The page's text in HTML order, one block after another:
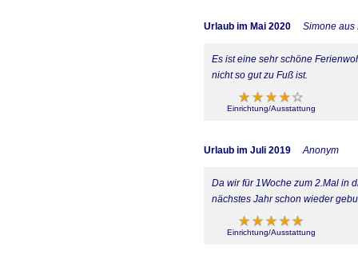
Urlaub im Mai 2020 Simone aus
Es ist eine sehr schöne
nicht so gut zu Fuß ist.
Einrichtung/Ausstattung
Urlaub im Juli 2019 Anonym
Da wir für 1Woche zum 2.Mal in
nächstes Jahr schon wieder
Einrichtung/Ausstattung